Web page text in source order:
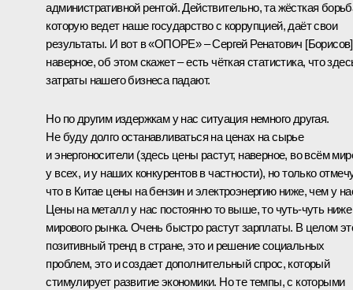
административной рентой. Действительно, та жёсткая
которую ведет наше государство с коррупцией, даёт свои
результаты. И вот в «ОПОРЕ» – Сергей Ренатович
наверное, об этом скажет – есть чёткая статистика, что
затраты нашего бизнеса падают.
Но по другим издержкам у нас ситуация немного другая.
Не буду долго останавливаться на ценах на сырье
и энергоносители (здесь цены растут, наверное, во всём
у всех, и у наших конкурентов в частности), но только
что в Китае цены на бензин и электроэнергию ниже, чем у
Цены на металл у нас постоянно то выше, то чуть-чуть ниже
мирового рынка. Очень быстро растут зарплаты. В целом
позитивный тренд в стране, это и решение социальных
проблем, это и создает дополнительный спрос, который
стимулирует развитие экономики. Но те темпы, с которыми